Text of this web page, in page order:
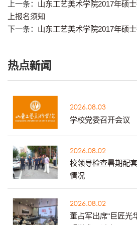
上一条： 山东工艺美术学院2017年硕
上报名须知
下一条： 山东工艺美术学院2017年硕
热点新闻
2026.08.03
学校党委召开会议
2026.08.02
校领导检查暑期配
情况
2026.08.02
董占军出席“巨匠光